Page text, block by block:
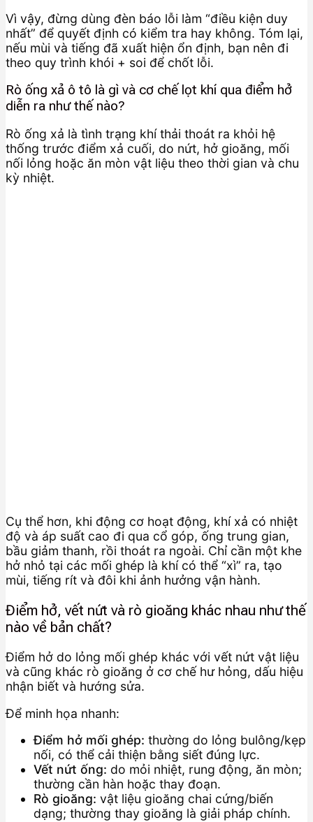
Vì vậy, đừng dùng đèn báo lỗi làm “điều kiện duy
nhất” để quyết định có kiểm tra hay không. Tóm lại,
nếu mùi và tiếng đã xuất hiện ổn định, bạn nên đi
theo quy trình khói + soi để chốt lỗi.
Rò ống xả ô tô là gì và cơ chế lọt khí qua điểm hở
diễn ra như thế nào?
Rò ống xả là tình trạng khí thải thoát ra khỏi hệ
thống trước điểm xả cuối, do nứt, hở gioăng, mối
nối lỏng hoặc ăn mòn vật liệu theo thời gian và chu
kỳ nhiệt.
Cụ thể hơn, khi động cơ hoạt động, khí xả có nhiệt
độ và áp suất cao đi qua cổ góp, ống trung gian,
bầu giảm thanh, rồi thoát ra ngoài. Chỉ cần một khe
hở nhỏ tại các mối ghép là khí có thể “xì” ra, tạo
mùi, tiếng rít và đôi khi ảnh hưởng vận hành.
Điểm hở, vết nứt và rò gioăng khác nhau như thế
nào về bản chất?
Điểm hở do lỏng mối ghép khác với vết nứt vật liệu
và cũng khác rò gioăng ở cơ chế hư hỏng, dấu hiệu
nhận biết và hướng sửa.
Để minh họa nhanh:
Điểm hở mối ghép: thường do lỏng bulông/kẹp
nối, có thể cải thiện bằng siết đúng lực.
Vết nứt ống: do mỏi nhiệt, rung động, ăn mòn;
thường cần hàn hoặc thay đoạn.
Rò gioăng: vật liệu gioăng chai cứng/biến
dạng; thường thay gioăng là giải pháp chính.